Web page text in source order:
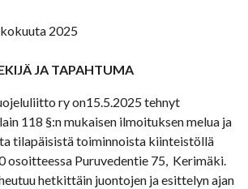
2025
JA TAPAHTUMA
ry on15.5.2025 tehnyt
118 §:n mukaisen ilmoituksen melua ja
tilapäisistä toiminnoista kiinteistöllä
osoitteessa Puruvedentie 75, Kerimäki.
hetkittäin juontojen ja esittelyn ajan